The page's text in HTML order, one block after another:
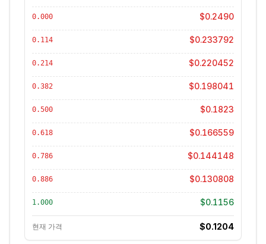
0.000 $0.2490
0.114 $0.233792
0.214 $0.220452
0.382 $0.198041
0.500 $0.1823
0.618 $0.166559
0.786 $0.144148
0.886 $0.130808
1.000 $0.1156
현재 가격 $0.1204